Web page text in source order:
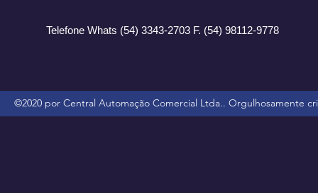
Telefone Whats (54) 3343-2703 F. (54) 98112-9778
©2020 por Central Automação Comercial Ltda.. Orgulhosamente